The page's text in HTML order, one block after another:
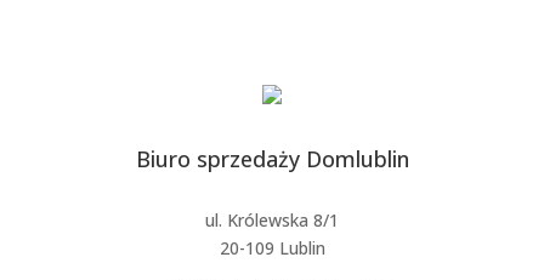
Biuro sprzedaży Domlublin
ul. Królewska 8/1
20-109 Lublin